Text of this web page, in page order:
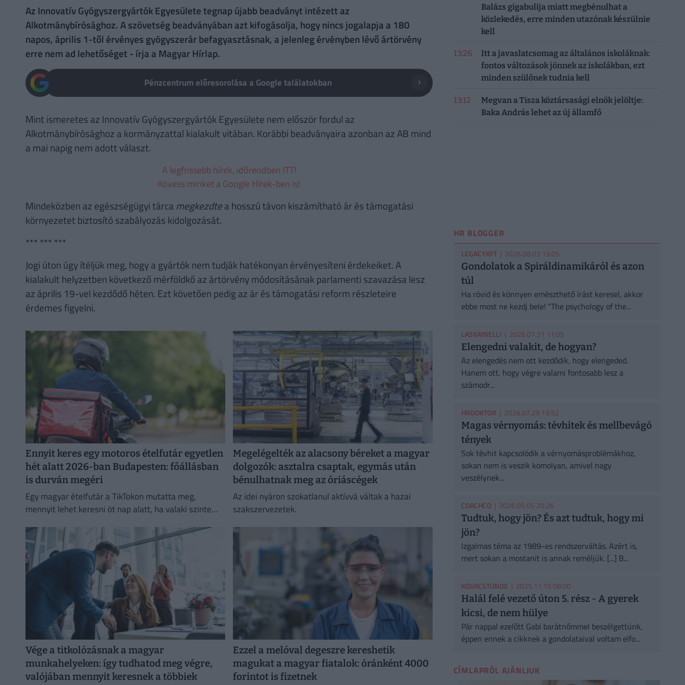
Az Innovatív Gyógyszergyártók Egyesülete tegnap újabb beadványt intézett az
Alkotmánybírósághoz. A szövetség beadványában azt kifogásolja, hogy nincs jogalapja a 180
napos, április 1-től érvényes gyógyszerár befagyasztásnak, a jelenleg érvényben lévő ártörvény
erre nem ad lehetőséget - írja a Magyar Hírlap.
Pénzcentrum előresorolása a Google találatokban
Mint ismeretes az Innovatív Gyógyszergyártók Egyesülete nem először fordul az
Alkotmánybírósághoz a kormányzattal kialakult vitában. Korábbi beadványaira azonban az AB mind
a mai napig nem adott választ.
A legfrissebb hírek, időrendben ITT!
Kövess minket a Google Hírek-ben is!
Mindeközben az egészségügyi tárca megkezdtea hosszú távon kiszámítható ár és támogatási
környezetet biztosító szabályozás kidolgozását.
*** *** ***
Jogi úton úgy ítéljük meg, hogy a gyártók nem tudják hatékonyan érvényesíteni érdekeiket. A
kialakult helyzetben következő mérföldkő az ártörvény módosításának parlamenti szavazása lesz
az április 19-vel kezdődő héten. Ezt követően pedig az ár és támogatási reform részleteire
érdemes figyelni.
Ennyit keres egy motoros ételfutár egyetlen
hét alatt 2026-ban Budapesten: főállásban
is durván megéri
Egy magyar ételfutár a TikTokon mutatta meg,
mennyit lehet keresni öt nap alatt, ha valaki szinte
Megelégelték az alacsony béreket a magyar
dolgozók: asztalra csaptak, egymás után
bénulhatnak meg az óriáscégek
Az idei nyáron szokatlanul aktívvá váltak a hazai
szakszervezetek.
Vége a titkolózásnak a magyar
munkahelyeken: így tudhatod meg végre,
valójában mennyit keresnek a többiek
Ezzel a melóval degeszre kereshetik
magukat a magyar fiatalok: óránként 4000
forintot is fizetnek
Balázs gigabulija miatt megbénulhat a
közlekedés, erre minden utazónak készülnie
kell
13:26
Itt a javaslatcsomag az általános iskoláknak:
fontos változások jönnek az iskolákban, ezt
minden szülőnek tudnia kell
13:12
Megvan a Tisza köztársasági elnök jelöltje:
Baka András lehet az új államfő
HR BLOGGER
LEGACYKFT| 2026.08.03 13:05
Gondolatok a Spiráldinamikáról és azon
túl
Ha rövid és könnyen emészthető írást keresel, akkor
ebbe most ne kezdj bele! "The psychology of the...
LASKAINELLI | 2026.07.31 11:05
Elengedni valakit, de hogyan?
Az elengedés nem ott kezdődik, hogy elengeded.
Hanem ott, hogy végre valami fontosabb lesz a
számodr...
HRDOKTOR | 2026.07.29 13:52
Magas vérnyomás: tévhitek és mellbevágó
tények
Sok tévhit kapcsolódik a vérnyomásproblémákhoz,
sokan nem is veszik komolyan, amivel nagy
veszélynek...
COACHCO | 2026.05.05 20:26
Tudtuk, hogy jön? És azt tudtuk, hogy mi
jön?
Izgalmas téma az 1989-es rendszerváltás. Azért is,
mert sokan a mostanit is annak reméljük. [...] B...
KOVACSTUNDE | 2025.11.15 08:00
Halál felé vezető úton 5. rész - A gyerek
kicsi, de nem hülye
Pár nappal ezelőtt Gabi barátnőmmel beszélgettünk,
éppen ennek a cikknek a gondolataival voltam elfo...
CÍMLAPRÓL AJÁNLJUK